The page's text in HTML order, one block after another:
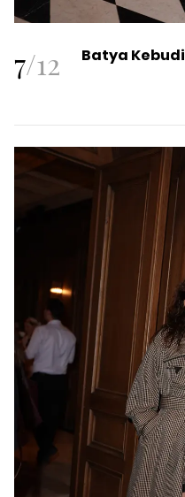
7/12 Batya Kebudi